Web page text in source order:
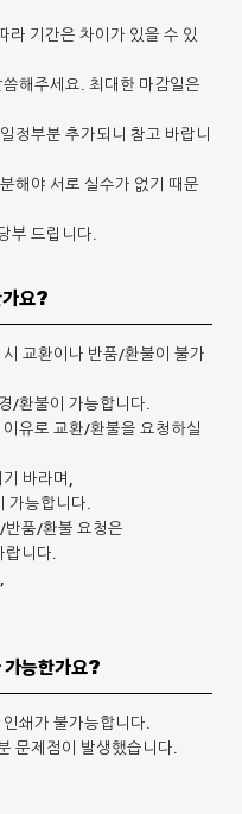
라 기간은 차이가 있을 수 있
해주세요. 최대한 마감일은
정부분 추가되니 참고 바랍니
해야 서로 실수가 없기 때문
부 드립니다.
요?
교환이나 반품/환불이 불가
/환불이 가능합니다.
유로 교환/환불을 요청하실
바라며,
가능합니다.
반품/환불 요청은
랍니다.
가능한가요?
쇄가 불가능합니다.
문제점이 발생했습니다.